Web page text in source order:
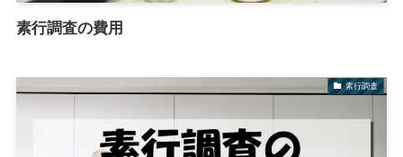
素行調査の費用
素行調査